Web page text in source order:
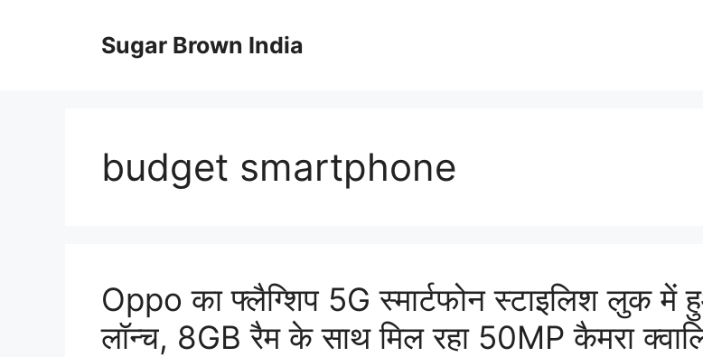
Sugar Brown India
budget smartphone
Oppo का फ्लैग्शिप 5G स्मार्टफोन स्टाइलिश लुक में
लॉन्च, 8GB रैम के साथ मिल रहा 50MP कैमरा